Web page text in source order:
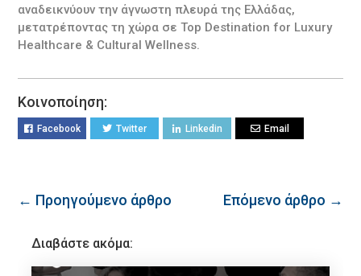
αναδεικνύουν την άγνωστη πλευρά της Ελλάδας,
μετατρέποντας τη χώρα σε Top Destination for Luxury
Healthcare & Cultural Wellness.
Κοινοποίηση:
Facebook Twitter Linkedin Email
← Προηγούμενο άρθρο Επόμενο άρθρο →
Διαβάστε ακόμα: